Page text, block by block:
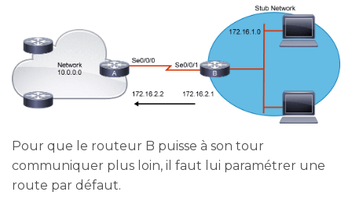
Pour que le routeur B puisse à son tour
communiquer plus loin, il faut lui paramétrer une
route par défaut.